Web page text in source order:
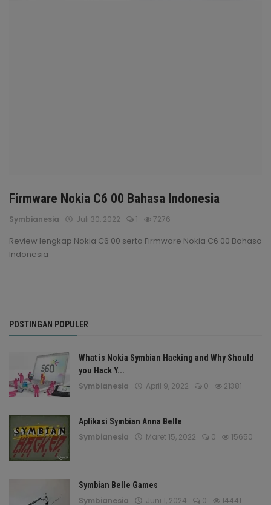
Firmware Nokia C6 00 Bahasa Indonesia
Symbianesia Juli 30, 2022 1 7276
Review lengkap Nokia C6 00 serta Firmware Nokia C6 00 Bahasa
Indonesia
POSTINGAN POPULER
What is Nokia Symbian Hacking and Why Should
you Hack Y...
Symbianesia April 9, 2022 0 21381
Aplikasi Symbian Anna Belle
Symbianesia Maret 15, 2022 0 15650
Symbian Belle Games
Symbianesia Juni 1, 2024 0 14441